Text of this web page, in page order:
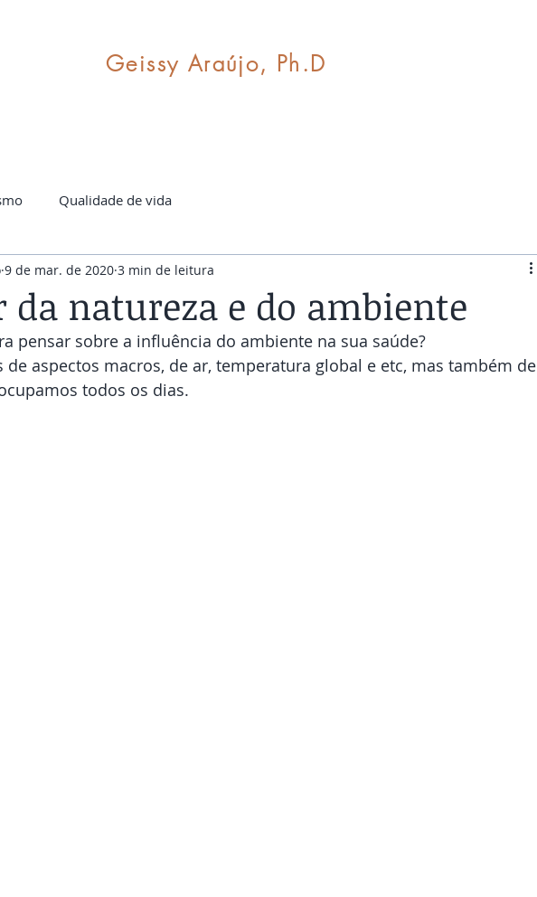
Geissy Araújo, Ph.D​​
Qualidade de vida
da natureza e do ambiente
9 de mar. de 2020 3 min de leitura
pensar sobre a influência do ambiente na sua saúde?
de aspectos macros, de ar, temperatura global e etc, mas também de
todos os dias.